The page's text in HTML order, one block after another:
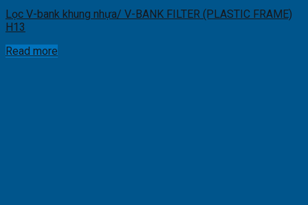
Lọc V-bank khung nhựa/ V-BANK FILTER (PLASTIC FRAME)
H13
Read more